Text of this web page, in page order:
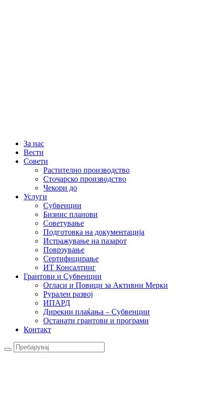
За нас
Вести
Совети
Растително производство
Сточарско производство
Чекори до
Услуги
Субвенции
Бизнис планови
Советување
Подготовка на документација
Истражување на пазарот
Поврзување
Сертифицирање
ИТ Консалтинг
Грантови и Субвенции
Огласи и Повици за Активни Мерки
Рурален развој
ИПАРД
Дирекни плаќања – Субвенции
Останати грантови и програми
Контакт